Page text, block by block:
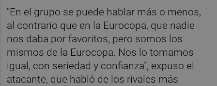
“En el grupo se puede hablar más o menos,
al contrario que en la Eurocopa, que nadie
nos daba por favoritos, pero somos los
mismos de la Eurocopa. Nos lo tomamos
igual, con seriedad y confianza”, expuso el
atacante, que habló de los rivales más